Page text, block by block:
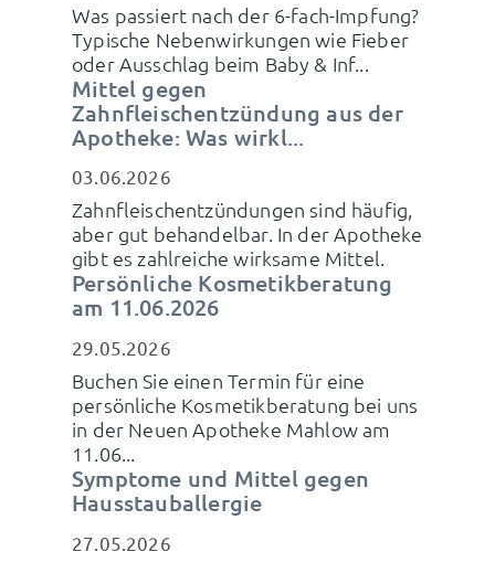
Was passiert nach der 6-fach-Impfung?
Typische Nebenwirkungen wie Fieber
oder Ausschlag beim Baby & Inf...
Mittel gegen
Zahnfleischentzündung aus der
Apotheke: Was wirkl...
03.06.2026
Zahnfleischentzündungen sind häufig,
aber gut behandelbar. In der Apotheke
gibt es zahlreiche wirksame Mittel.
Persönliche Kosmetikberatung
am 11.06.2026
29.05.2026
Buchen Sie einen Termin für eine
persönliche Kosmetikberatung bei uns
in der Neuen Apotheke Mahlow am
11.06...
Symptome und Mittel gegen
Hausstauballergie
27.05.2026